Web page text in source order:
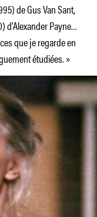
de Gus Van Sant,
d’Alexander Payne…
que je regarde en
étudiées. »